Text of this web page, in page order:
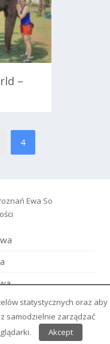
–
4
Ewa So
statystycznych oraz aby
samodzielnie zarządzać
Akcept